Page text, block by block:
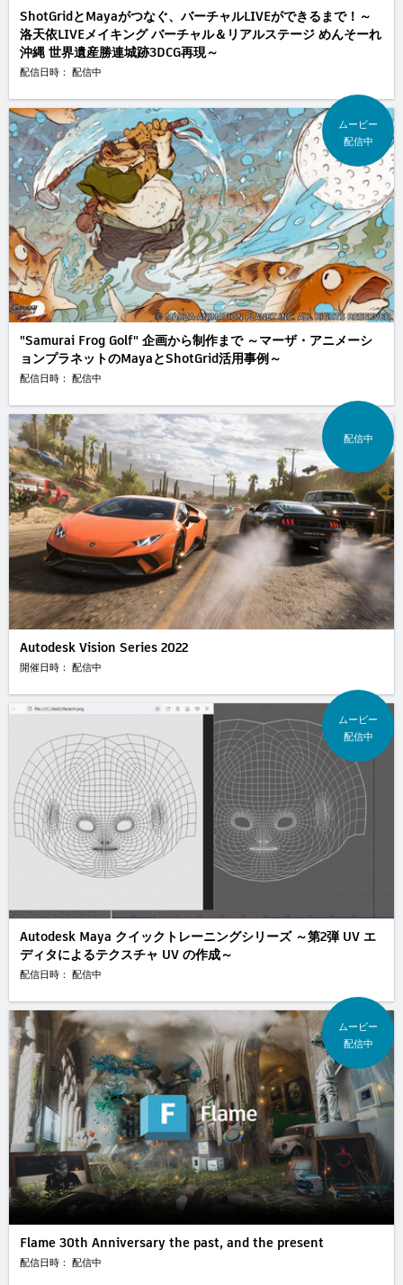
ShotGridとMayaがつなぐ、バーチャルLIVEができるまで！～
洛天依LIVEメイキング バーチャル＆リアルステージ めんそーれ
沖縄 世界遺産勝連城跡3DCG再現～
配信日時： 配信中
ムービー
配信中
"Samurai Frog Golf" 企画から制作まで ～マーザ・アニメーシ
ョンプラネットのMayaとShotGrid活用事例～
配信日時： 配信中
配信中
Autodesk Vision Series 2022
開催日時： 配信中
ムービー
配信中
Autodesk Maya クイックトレーニングシリーズ ～第2弾 UV エ
ディタによるテクスチャ UV の作成～
配信日時： 配信中
ムービー
配信中
Flame 30th Anniversary the past, and the present
配信日時： 配信中